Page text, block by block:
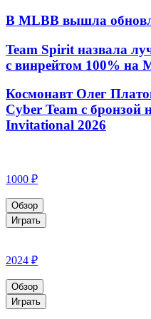
В MLBB вышла
Team Spirit назвала
с винрейтом 100% на
Космонавт Олег
Cyber Team с бронзой
Invitational 2026
1000 ₽
Обзор
Играть
2024 ₽
Обзор
Играть